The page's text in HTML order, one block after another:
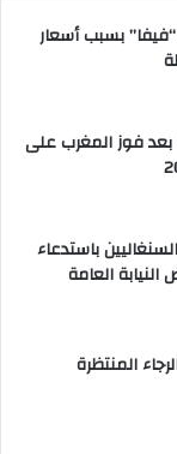
بسبب أسعار
فوز المغرب على
باستدعاء
العامة
المنتظرة